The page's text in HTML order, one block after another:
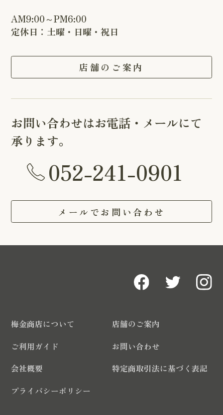
AM9:00～PM6:00
定休日：土曜・日曜・祝日
店舗のご案内
お問い合わせはお電話・メールにて
承ります。
052-241-0901
メールでお問い合わせ
梅金商店について
店舗のご案内
ご利用ガイド
お問い合わせ
会社概要
特定商取引法に基づく表記
プライバシーポリシー